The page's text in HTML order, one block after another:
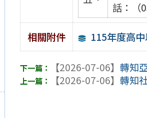
話：（
相關附件 115年度高
【2026-07-06】轉知
【2026-07-06】轉知